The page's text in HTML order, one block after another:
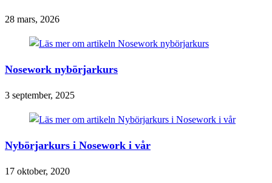
28 mars, 2026
Nosework nybörjarkurs
3 september, 2025
Nybörjarkurs i Nosework i vår
17 oktober, 2020